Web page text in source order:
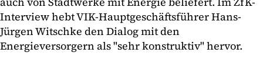
Interview hebt VIK-Hauptgeschäftsführer Hans-
Jürgen Witschke den Dialog mit den
Energieversorgern als "sehr konstruktiv" hervor.